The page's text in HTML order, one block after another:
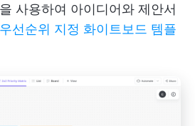
사용하여 아이디어와 제안서
우선순위 지정 화이트보드 템플